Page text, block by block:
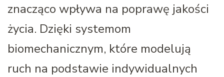
znacząco wpływa na poprawę jakości
życia. Dzięki systemom
biomechanicznym, które modelują
ruch na podstawie indywidualnych